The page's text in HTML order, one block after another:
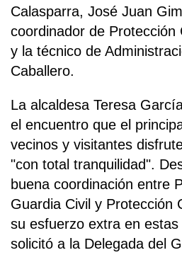
Calasparra, José Juan
coordinador de Protección
y la técnico de
Caballero.
La alcaldesa Teresa
el encuentro que el
vecinos y visitantes
"con total tranquilidad".
buena coordinación entre
Guardia Civil y Protección
su esfuerzo extra en
solicitó a la Delegada del